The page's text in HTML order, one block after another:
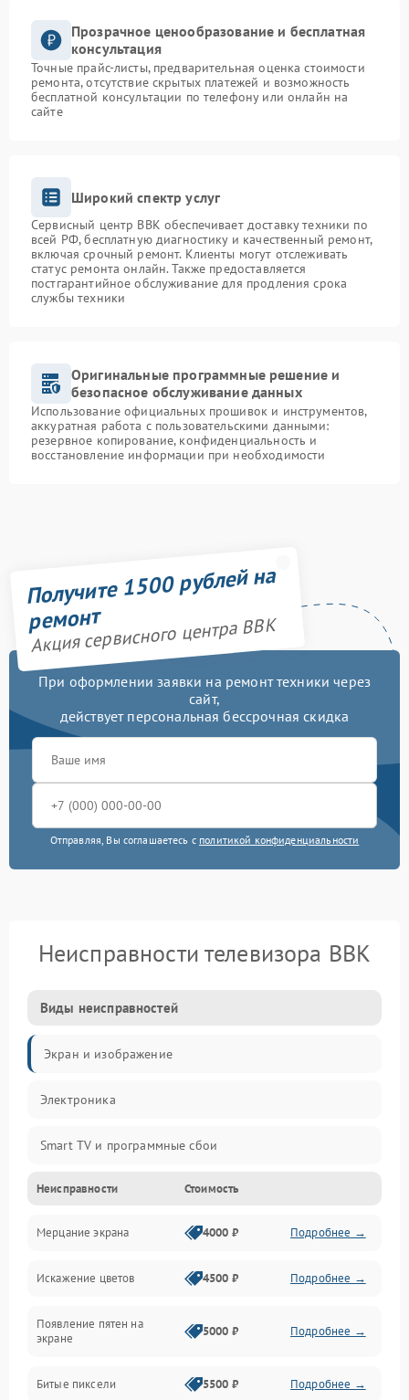
Прозрачное ценообразование и бесплатная
консультация
Точные прайс-листы, предварительная оценка стоимости
ремонта, отсутствие скрытых платежей и возможность
бесплатной консультации по телефону или онлайн на
сайте
Широкий спектр услуг
Сервисный центр BBK обеспечивает доставку техники по
всей РФ, бесплатную диагностику и качественный ремонт,
включая срочный ремонт. Клиенты могут отслеживать
статус ремонта онлайн. Также предоставляется
постгарантийное обслуживание для продления срока
службы техники
Оригинальные программные решение и
безопасное обслуживание данных
Использование официальных прошивок и инструментов,
аккуратная работа с пользовательскими данными:
резервное копирование, конфиденциальность и
восстановление информации при необходимости
Получите 1500 рублей на
ремонт
Акция сервисного центра BBK
При оформлении заявки на ремонт техники через
сайт,
действует персональная бессрочная скидка
Отправляя, Вы соглашаетесь с политикой конфиденциальности
Неисправности телевизора BBK
Виды неисправностей
Экран и изображение
Электроника
Smart TV и программные сбои
Питание и запуск
Подсветка и LED-модули
Звук и аудиосистема
Сигнал и приём каналов
Неисправности Стоимость
Мерцание экрана 4000 ₽ Подробнее →
Искажение цветов 4500 ₽ Подробнее →
Появление пятен на
экране
5000 ₽ Подробнее →
Битые пиксели 5500 ₽ Подробнее →